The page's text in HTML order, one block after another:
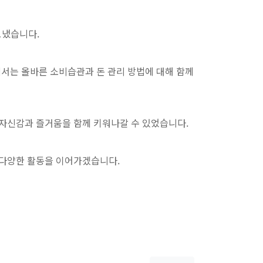
습니다.
는 올바른 소비습관과 돈 관리 방법에 대해 함께
감과 즐거움을 함께 키워나갈 수 있었습니다.
양한 활동을 이어가겠습니다.